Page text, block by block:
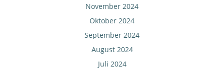
November 2024
Oktober 2024
September 2024
August 2024
Juli 2024